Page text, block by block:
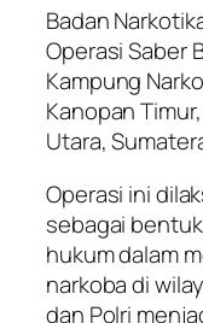
Badan
Operasi Saber
Kampung
Kanopan
Utara,
Operasi ini
sebagai
hukum dalam
narkoba di
dan Polri